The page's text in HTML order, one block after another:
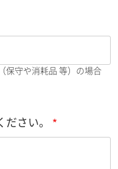
保守や消耗品 等）の場合
さい。